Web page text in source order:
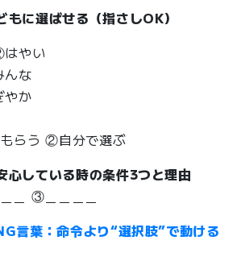
もに選ばせる（指さしOK）
やい
な
か
らう ②自分で選ぶ
心している時の条件3つと理由
＿ ③＿＿＿＿
言葉：命令より“選択肢”で動ける